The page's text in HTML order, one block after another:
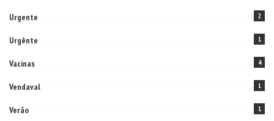
Urgente 2
Urgênte 1
Vacinas 4
Vendaval 1
Verão 1